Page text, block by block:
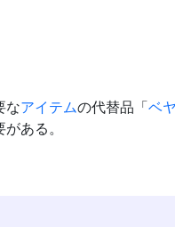
なアイテムの代替品「ベ
ある。